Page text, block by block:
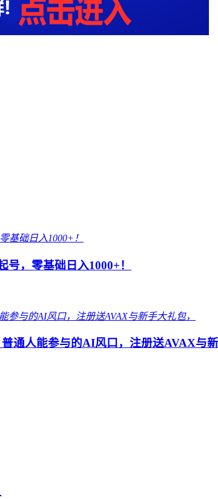
，零基础日入1000+！
通人能参与的AI风口，注册送AVAX与新